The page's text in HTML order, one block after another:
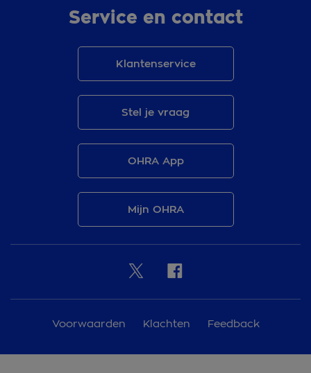
Service en contact
Klantenservice
Stel je vraag
OHRA App
Mijn OHRA
Voorwaarden Klachten Feedback